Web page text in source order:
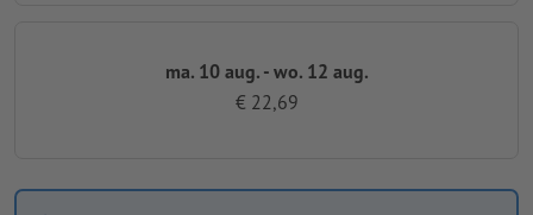
ma. 10 aug. - wo. 12 aug.
€ 22,69